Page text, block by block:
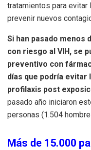
tratamientos para
prevenir nuevos
Si han pasado menos
con riesgo al VIH, se
preventivo con
días que podría evitar
profilaxis post
pasado año iniciaron
personas (1.504
Más de 15.000